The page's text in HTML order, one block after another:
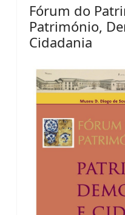
Fórum do
Património,
Cidadania